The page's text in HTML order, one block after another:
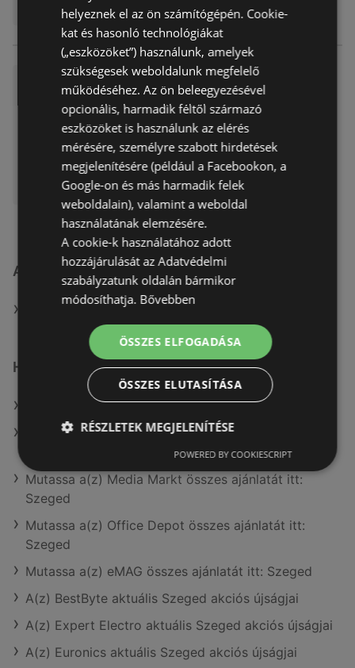
Alza ajánlatunk érvényes 202
6.03.23
Lejárat dátuma: 2026.03.23
A(z) Alza.hu üzletei itt: Szeged
MUTASSA A(Z) ALZA.HU ÖSSZES ÜZLETÉT
Hasonló kiskereskedők itt: Szeged
Mutassa a(z) Euronics összes ajánlatát itt: Szeged
Mutassa a(z) Expert Electro összes ajánlatát itt:
Mutassa a(z) Media Markt összes ajánlatát itt:
Szeged
Mutassa a(z) Office Depot összes ajánlatát itt:
Szeged
Mutassa a(z) eMAG összes ajánlatát itt: Szeged
A(z) BestByte aktuális Szeged akciós újságjai
A(z) Expert Electro aktuális Szeged akciós újságjai
A(z) Euronics aktuális Szeged akciós újságjai
helyeznek el az ön számítógépén. Cookie-
kat és hasonló technológiákat
(„eszközöket”) használunk, amelyek
szükségesek weboldalunk megfelelő
működéséhez. Az ön beleegyezésével
opcionális, harmadik féltől származó
eszközöket is használunk az elérés
mérésére, személyre szabott hirdetések
megjelenítésére (például a Facebookon, a
Google-on és más harmadik felek
weboldalain), valamint a weboldal
használatának elemzésére.
A cookie-k használatához adott
hozzájárulását az Adatvédelmi
szabályzatunk oldalán bármikor
módosíthatja. Bővebben
ÖSSZES ELFOGADÁSA
ÖSSZES ELUTASÍTÁSA
RÉSZLETEK MEGJELENÍTÉSE
POWERED BY COOKIESCRIPT